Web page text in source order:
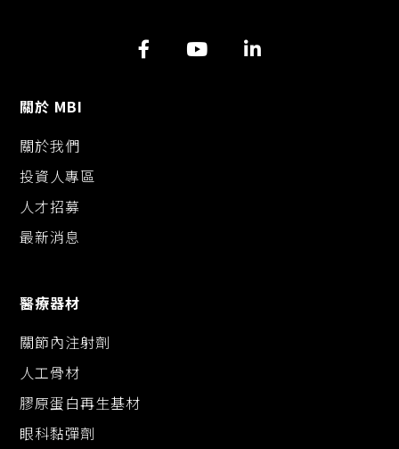
關於 MBI
關於我們
投資人專區
人才招募
最新消息
醫療器材
關節內注射劑
人工骨材
膠原蛋白再生基材
眼科黏彈劑